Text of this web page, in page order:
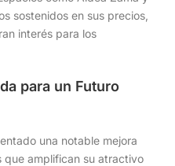
sostenidos en sus precios,
interés para los
para un Futuro
una notable mejora
amplifican su atractivo